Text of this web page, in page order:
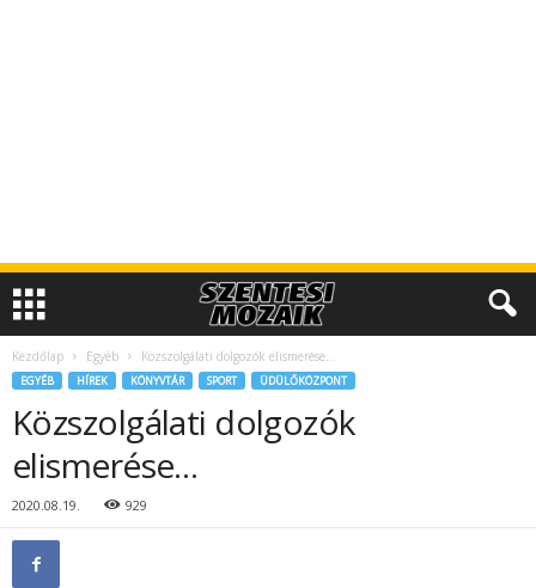
Kezdőlap Egyéb Közszolgálati dolgozók elismerése…
EGYÉB HÍREK KÖNYVTÁR SPORT ÜDÜLŐKÖZPONT
Közszolgálati dolgozók
elismerése…
2020.08.19. 929